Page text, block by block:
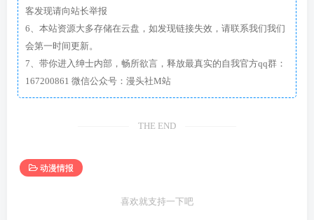
客发现请向站长举报
6、本站资源大多存储在云盘，如发现链接失效，请联系我们我们
会第一时间更新。
7、带你进入绅士内部，畅所欲言，释放最真实的自我官方qq群：
167200861 微信公众号：漫头社M站
THE END
动漫情报
喜欢就支持一下吧